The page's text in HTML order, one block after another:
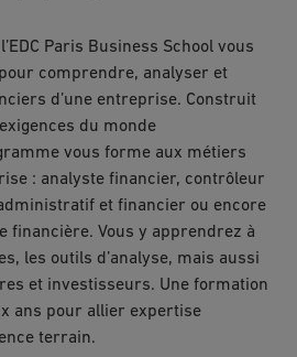
Paris Business School vous
comprendre, analyser et
d’une entreprise. Construit
du monde
vous forme aux métiers
: analyste financier, contrôleur
et financier ou encore
financière. Vous y apprendrez à
les outils d’analyse, mais aussi
et investisseurs. Une formation
ans pour allier expertise
terrain.